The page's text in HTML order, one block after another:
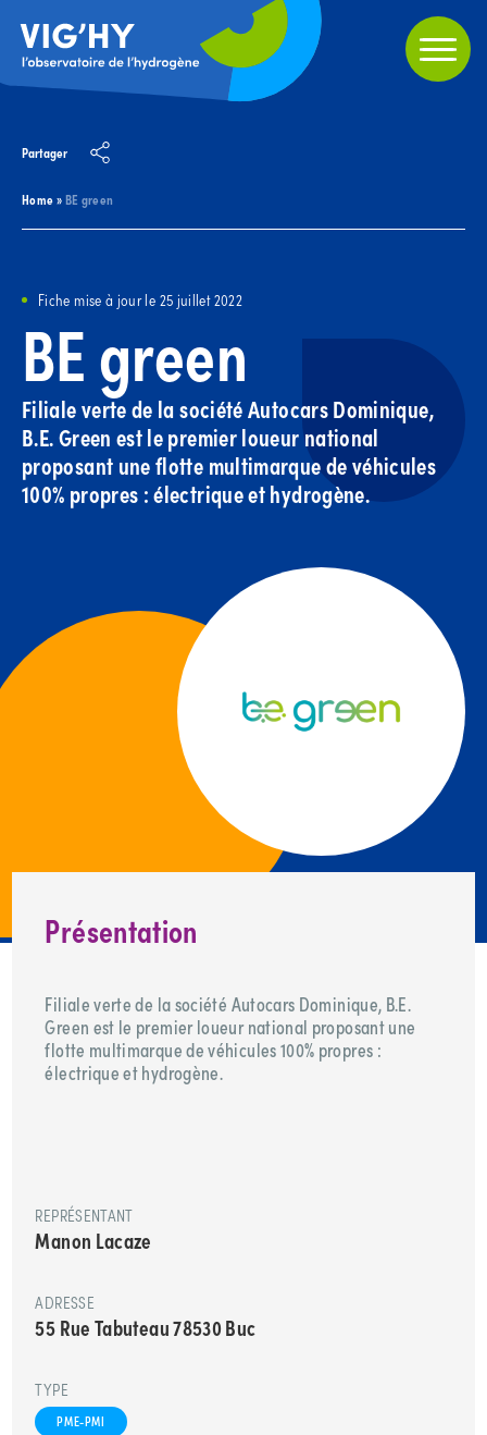
Home»BE green
Partager
Fiche mise à jour le 25 juillet 2022
BE green
Filiale verte de la société Autocars Dominique,
B.E. Green est le premier loueur national
proposant une flotte multimarque de véhicules
100% propres : électrique et hydrogène.
Présentation
Filiale verte de la société Autocars Dominique, B.E.
Green est le premier loueur national proposant une
flotte multimarque de véhicules 100% propres :
électrique et hydrogène.
REPRÉSENTANT
Manon Lacaze
ADRESSE
55 Rue Tabuteau 78530 Buc
TYPE
PME-PMI